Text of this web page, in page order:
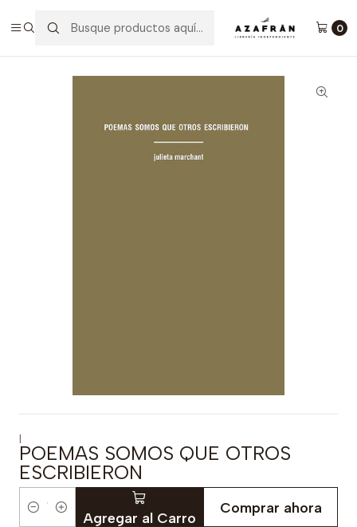
0
Poemas Somos Que Otros Escribieron
|
POEMAS SOMOS QUE OTROS
ESCRIBIERON
Cantidad Agregar al Carro
Comprar ahora